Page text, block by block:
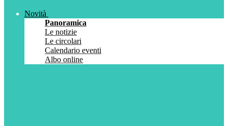
Novità
Panoramica
Le notizie
Le circolari
Calendario eventi
Albo online